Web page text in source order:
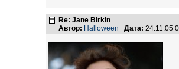
Re: Jane Birkin
Автор: Halloween Дата: 24.11.05